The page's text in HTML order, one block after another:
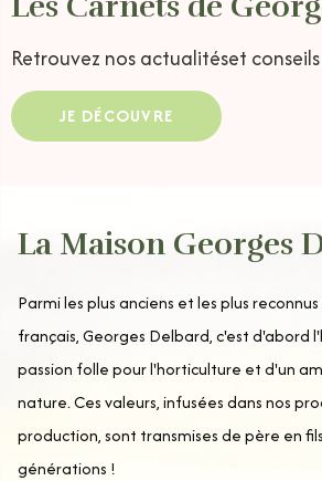
Retrouvez nos actualitéset
JE DÉCOUVRE
La Maison Georges
Parmi les plus anciens et les plus
français, Georges Delbard, c'est d'abord
passion folle pour l'horticulture et d'un
nature. Ces valeurs, infusées dans nos
production, sont transmises de père en
générations !